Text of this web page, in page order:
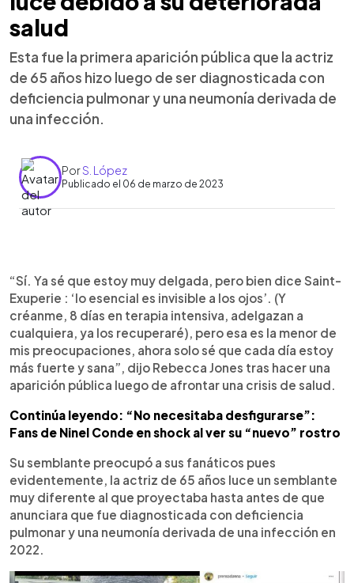
salud
Esta fue la primera aparición pública que la actriz
de 65 años hizo luego de ser diagnosticada con
deficiencia pulmonar y una neumonía derivada de
una infección.
PorS. López
Publicado el 06 de marzo de 2023
Escuchar artículo
“Sí. Ya sé que estoy muy delgada, pero bien dice Saint-
Exuperie : ‘lo esencial es invisible a los ojos’. (Y
créanme, 8 días en terapia intensiva, adelgazan a
cualquiera, ya los recuperaré), pero esa es la menor de
mis preocupaciones, ahora solo sé que cada día estoy
más fuerte y sana”, dijo Rebecca Jones tras hacer una
aparición pública luego de afrontar una crisis de salud.
Continúa leyendo: “No necesitaba desfigurarse”:
Fans de Ninel Conde en shock al ver su “nuevo” rostro
Su semblante preocupó a sus fanáticos pues
evidentemente, la actriz de 65 años luce un semblante
muy diferente al que proyectaba hasta antes de que
anunciara que fue diagnosticada con deficiencia
pulmonar y una neumonía derivada de una infección en
2022.